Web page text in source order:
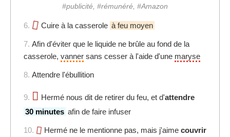
#publicité, #rémunéré, #Amazon
6. Cuire à la casserole à feu moyen
7. Afin d'éviter que le liquide ne brûle au fond de la
casserole, vanner sans cesser à l'aide d'une maryse
8. Attendre l'ébullition
9. Hermé nous dit de retirer du feu, et d'attendre
30 minutes afin de faire infuser
10. Hermé ne le mentionne pas, mais j'aime couvrir